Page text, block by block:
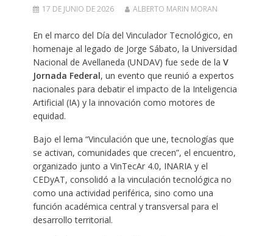
17 DE JUNIO DE 2026 ALBERTO MARIN MORAN
En el marco del Día del Vinculador Tecnológico, en
homenaje al legado de Jorge Sábato, la Universidad
Nacional de Avellaneda (UNDAV) fue sede de la V
Jornada Federal, un evento que reunió a expertos
nacionales para debatir el impacto de la Inteligencia
Artificial (IA) y la innovación como motores de
equidad.
Bajo el lema “Vinculación que une, tecnologías que
se activan, comunidades que crecen”, el encuentro,
organizado junto a VinTecAr 4.0, INARIA y el
CEDyAT, consolidó a la vinculación tecnológica no
como una actividad periférica, sino como una
función académica central y transversal para el
desarrollo territorial.